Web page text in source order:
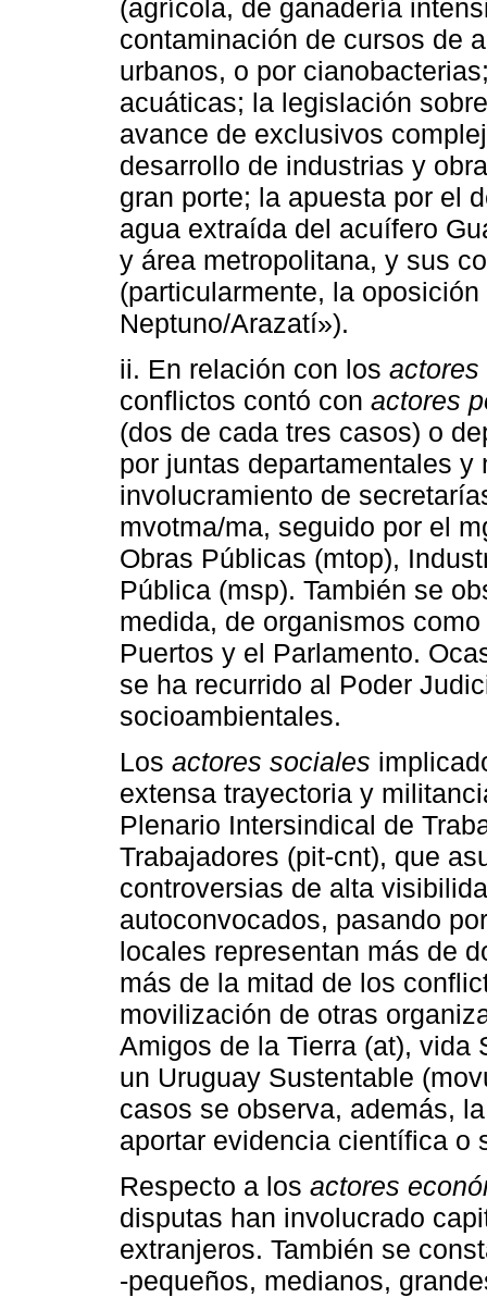
(agrícola, de ganadería
contaminación de cursos de
urbanos, o por
acuáticas; la legislación
avance de exclusivos
desarrollo de industrias y
gran porte; la apuesta por el
agua extraída del acuífero
y área metropolitana, y sus
(particularmente, la
Neptuno/Arazatí»).
ii. En relación con los actores
conflictos contó con actores
(dos de cada tres casos) o
por juntas departamentales
involucramiento de
mvotma/ma, seguido por el
Obras Públicas (mtop),
Pública (msp). También se
medida, de organismos
Puertos y el Parlamento.
se ha recurrido al Poder
socioambientales.
Los actores sociales
extensa trayectoria y
Plenario Intersindical de
Trabajadores (pit-cnt), que
controversias de alta
autoconvocados, pasando
locales representan más de
más de la mitad de los
movilización de otras
Amigos de la Tierra (at), vida
un Uruguay Sustentable
casos se observa, además,
aportar evidencia científica o
Respecto a los actores
disputas han involucrado
extranjeros. También se
-pequeños, medianos,